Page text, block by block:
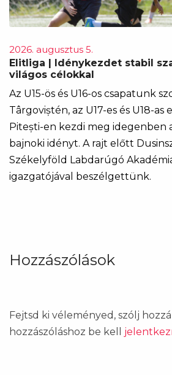
2026. augusztus 5.
Elitliga | Idénykezdet stabil
világos célokkal
Az U15-ös és U16-os csapatunk
Târgoviștén, az U17-es és U18-
Pitești-en kezdi meg idegenben
bajnoki idényt. A rajt előtt
Székelyföld Labdarúgó
igazgatójával beszélgettünk.
Hozzászólások
Fejtsd ki véleményed, szólj hozzá
hozzászóláshoz be kell